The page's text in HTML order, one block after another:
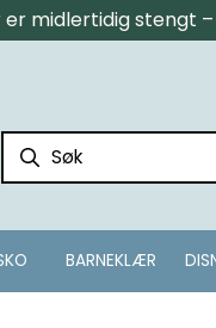
er midlertidig stengt
BARNEKLÆR